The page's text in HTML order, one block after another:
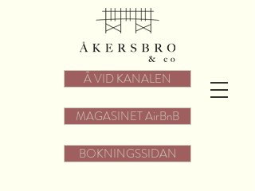
Å VID KANALEN
MAGASINET AirBnB
BOKNINGSSIDAN